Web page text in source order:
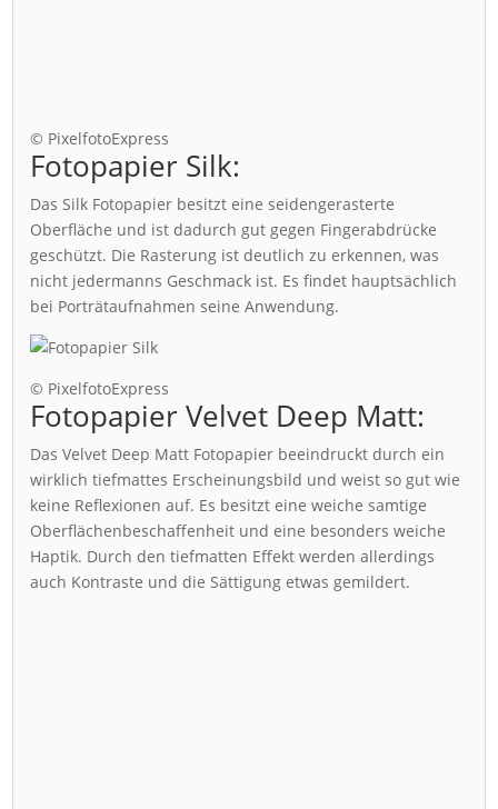
© PixelfotoExpress
Fotopapier Silk:
Das Silk Fotopapier besitzt eine seidengerasterte
Oberfläche und ist dadurch gut gegen Fingerabdrücke
geschützt. Die Rasterung ist deutlich zu erkennen, was
nicht jedermanns Geschmack ist. Es findet hauptsächlich
bei Porträtaufnahmen seine Anwendung.
© PixelfotoExpress
Fotopapier Velvet Deep Matt:
Das Velvet Deep Matt Fotopapier beeindruckt durch ein
wirklich tiefmattes Erscheinungsbild und weist so gut wie
keine Reflexionen auf. Es besitzt eine weiche samtige
Oberflächenbeschaffenheit und eine besonders weiche
Haptik. Durch den tiefmatten Effekt werden allerdings
auch Kontraste und die Sättigung etwas gemildert.